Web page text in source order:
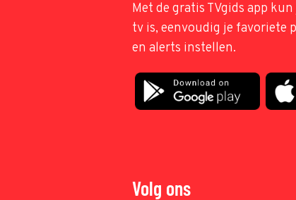
Met de gratis TVgids app
tv is, eenvoudig je favoriete
en alerts instellen.
Volg ons